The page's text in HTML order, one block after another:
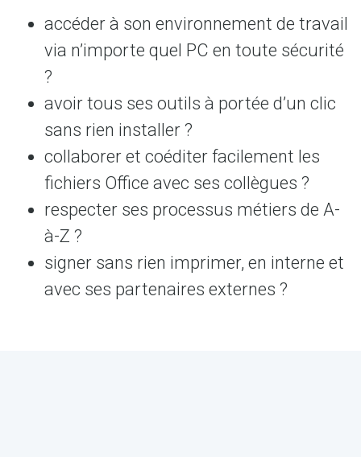
accéder à son environnement de travail
via n’importe quel PC en toute sécurité
?
avoir tous ses outils à portée d’un clic
sans rien installer ?
collaborer et coéditer facilement les
fichiers Office avec ses collègues ?
respecter ses processus métiers de A-
à-Z ?
signer sans rien imprimer, en interne et
avec ses partenaires externes ?